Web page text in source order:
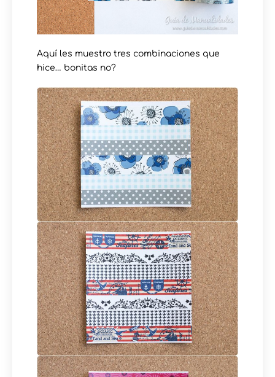
Aquí les muestro tres combinaciones que
hice… bonitas no?